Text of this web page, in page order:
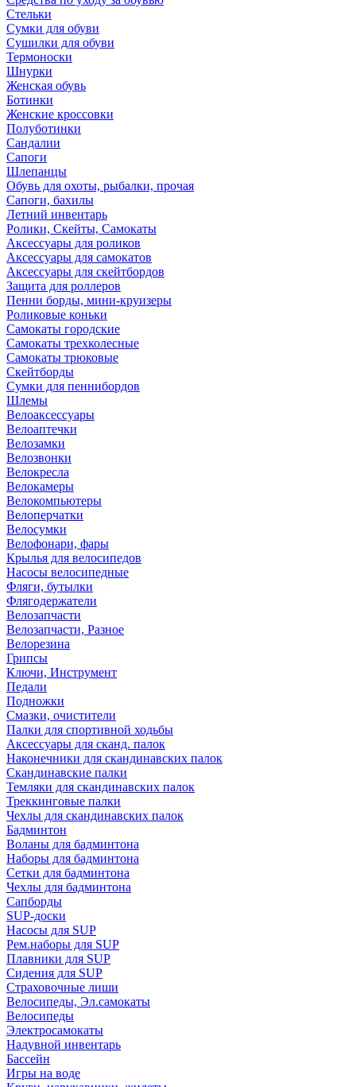
Стельки
Сумки для обуви
Сушилки для обуви
Термоноски
Шнурки
Женская обувь
Ботинки
Женские кроссовки
Полуботинки
Сандалии
Сапоги
Шлепанцы
Обувь для охоты, рыбалки, прочая
Сапоги, бахилы
Летний инвентарь
Ролики, Скейты, Самокаты
Аксессуары для роликов
Аксессуары для самокатов
Аксессуары для скейтбордов
Защита для роллеров
Пенни борды, мини-круизеры
Роликовые коньки
Самокаты городские
Самокаты трехколесные
Самокаты трюковые
Скейтборды
Сумки для пеннибордов
Шлемы
Велоаксессуары
Велоаптечки
Велозамки
Велозвонки
Велокресла
Велокамеры
Велокомпьютеры
Велоперчатки
Велосумки
Велофонари, фары
Крылья для велосипедов
Насосы велосипедные
Фляги, бутылки
Флягодержатели
Велозапчасти
Велозапчасти, Разное
Велорезина
Грипсы
Ключи, Инструмент
Педали
Подножки
Смазки, очистители
Палки для спортивной ходьбы
Аксессуары для сканд. палок
Наконечники для скандинавских палок
Скандинавские палки
Темляки для скандинавских палок
Треккинговые палки
Чехлы для скандинавских палок
Бадминтон
Воланы для бадминтона
Наборы для бадминтона
Сетки для бадминтона
Чехлы для бадминтона
Сапборды
SUP-доски
Насосы для SUP
Рем.наборы для SUP
Плавники для SUP
Сидения для SUP
Страховочные лиши
Велосипеды, Эл.самокаты
Велосипеды
Электросамокаты
Надувной инвентарь
Бассейн
Игры на воде